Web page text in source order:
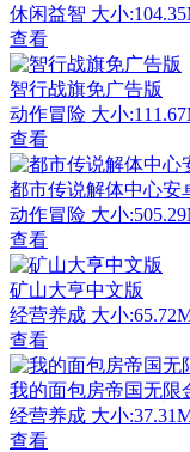
休闲益智 大小
查看
智行战旗免广告版
动作冒险 大小
查看
都市传说解体中心安
动作冒险 大小
查看
矿山大亨中文版
经营养成 大小
查看
我的面包房帝国无限
经营养成 大小
查看